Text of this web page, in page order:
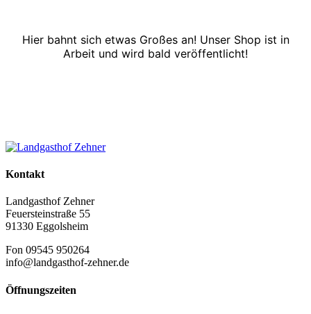
Hier bahnt sich etwas Großes an! Unser Shop ist in
Arbeit und wird bald veröffentlicht!
Kontakt
Landgasthof Zehner
Feuersteinstraße 55
91330 Eggolsheim
Fon 09545 950264
info@landgasthof-zehner.de
Öffnungszeiten